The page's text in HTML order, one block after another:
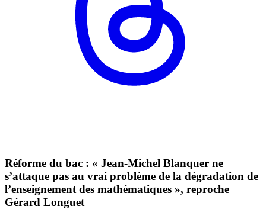
Réforme du bac : « Jean-Michel Blanquer ne
s’attaque pas au vrai problème de la dégradation de
l’enseignement des mathématiques », reproche
Gérard Longuet